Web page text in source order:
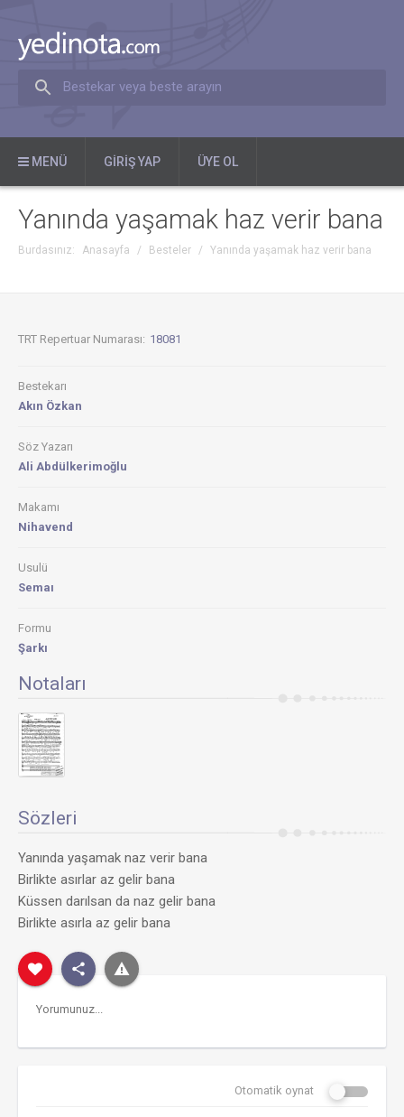
Bestekar veya beste arayın
MENÜ GIRIŞ YAP ÜYE OL
Yanında yaşamak haz verir bana
Burdasınız: Anasayfa / Besteler / Yanında yaşamak haz verir bana
TRT Repertuar Numarası: 18081
Bestekarı
Akın Özkan
Söz Yazarı
Ali Abdülkerimoğlu
Makamı
Nihavend
Usulü
Semaı
Formu
Şarkı
Notaları
Sözleri
Yanında yaşamak naz verir bana
Birlikte asırlar az gelir bana
Küssen darılsan da naz gelir bana
Birlikte asırla az gelir bana
Otomatik oynat